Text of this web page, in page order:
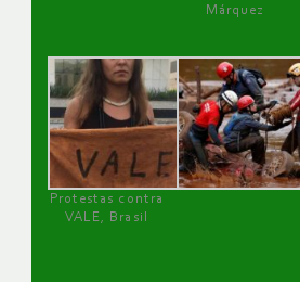
Márquez
Protestas contra
VALE, Brasil